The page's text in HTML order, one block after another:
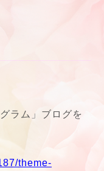
ラム」ブログを
theme-